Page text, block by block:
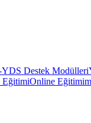
Destek Modülleri
Online